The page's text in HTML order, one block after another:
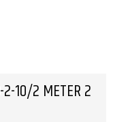
2-10/2 METER 2